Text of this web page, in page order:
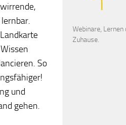
So
und
gehen.
Webinare,
Zuhause.